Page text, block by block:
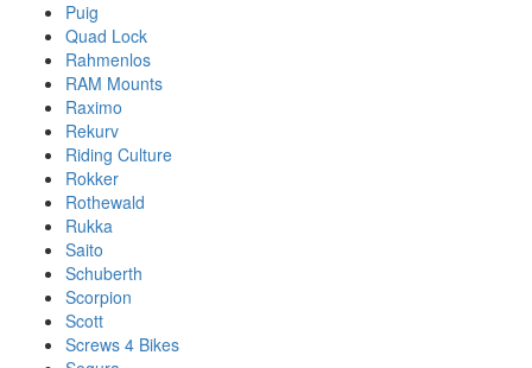
Puig
Quad Lock
Rahmenlos
RAM Mounts
Raximo
Rekurv
Riding Culture
Rokker
Rothewald
Rukka
Saito
Schuberth
Scorpion
Scott
Screws 4 Bikes